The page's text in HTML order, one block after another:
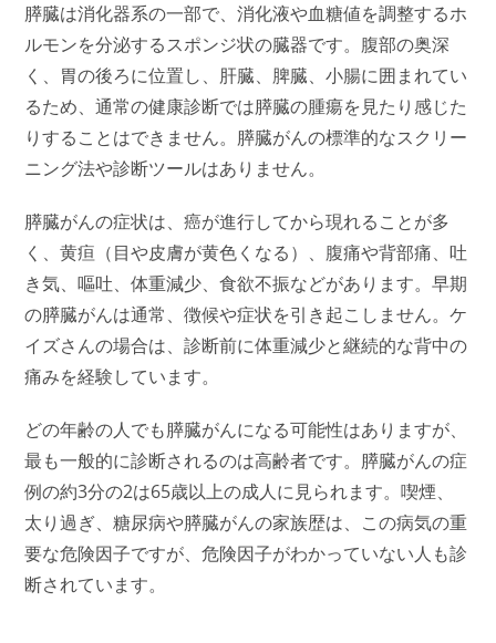
膵臓は消化器系の一部で、消化液や血糖値を調整するホ
ルモンを分泌するスポンジ状の臓器です。腹部の奥深
く、胃の後ろに位置し、肝臓、脾臓、小腸に囲まれてい
るため、通常の健康診断では膵臓の腫瘍を見たり感じた
りすることはできません。膵臓がんの標準的なスクリー
ニング法や診断ツールはありません。
膵臓がんの症状は、癌が進行してから現れることが多
く、黄疸（目や皮膚が黄色くなる）、腹痛や背部痛、吐
き気、嘔吐、体重減少、食欲不振などがあります。早期
の膵臓がんは通常、徴候や症状を引き起こしません。ケ
イズさんの場合は、診断前に体重減少と継続的な背中の
痛みを経験しています。
どの年齢の人でも膵臓がんになる可能性はありますが、
最も一般的に診断されるのは高齢者です。膵臓がんの症
例の約3分の2は65歳以上の成人に見られます。喫煙、
太り過ぎ、糖尿病や膵臓がんの家族歴は、この病気の重
要な危険因子ですが、危険因子がわかっていない人も診
断されています。